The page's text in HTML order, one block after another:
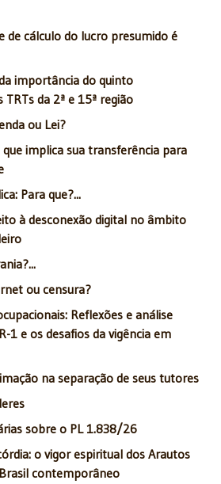
de cálculo do lucro presumido é
importância do quinto
da 2ª e 15ª região
ou Lei?
que implica sua transferência para
Para que?...
à desconexão digital no âmbito
ou censura?
Reflexões e análise
1 e os desafios da vigência em
na separação de seus tutores
sobre o PL 1.838/26
o vigor espiritual dos Arautos
contemporâneo